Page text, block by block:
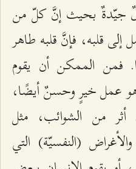
جيّدةٌ بحيث إنَّ كلّ من
قلبه، فإنَّ قلبه طاهر
فمن الممكن أن يقوم
هو عمل خيرٍ وحسنٌ أيضًا،
من الشوائب، مثل
(النفسيّة) التي